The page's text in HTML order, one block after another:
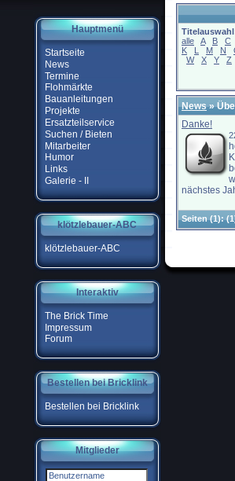
Hauptmenü
Startseite
News
Termine
Flohmärkte
Bauanleitungen
Projekte
Ersatzteilservice
Suchen / Bieten
Mitarbeiter
Humor
Links
Galerie - II
klötzlebauer-ABC
klötzlebauer-ABC
Interaktiv
The Brick Time
Impressum
Forum
Bestellen bei Bricklink
Bestellen bei Bricklink
Mitglieder
alle
A B C
K
L M N
W
X Y Z
News»
Danke!
nächstes
Seiten(1):